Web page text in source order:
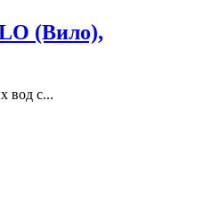
(Вило),
вод с...